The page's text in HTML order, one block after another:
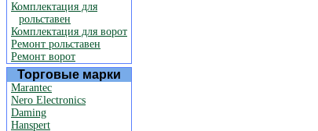
Комплектация для
рольставен
Комплектация для ворот
Ремонт рольставен
Ремонт ворот
Торговые марки
Marantec
Nero Electronics
Daming
Hanspert